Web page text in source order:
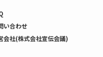
い合わせ
会社(株式会社宣伝会議)